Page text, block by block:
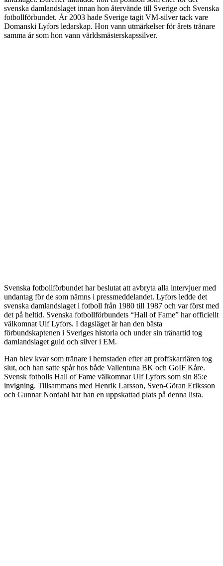
svenska damlandslaget innan hon återvände till Sverige och Svenska
fotbollförbundet. År 2003 hade Sverige tagit VM-silver tack vare
Domanski Lyfors ledarskap. Hon vann utmärkelser för årets tränare
samma år som hon vann världsmästerskapssilver.
Svenska fotbollförbundet har beslutat att avbryta alla intervjuer med
undantag för de som nämns i pressmeddelandet. Lyfors ledde det
svenska damlandslaget i fotboll från 1980 till 1987 och var först med
det på heltid. Svenska fotbollförbundets “Hall of Fame” har officiellt
välkomnat Ulf Lyfors. I dagsläget är han den bästa
förbundskaptenen i Sveriges historia och under sin tränartid tog
damlandslaget guld och silver i EM.
Han blev kvar som tränare i hemstaden efter att proffskarriären tog
slut, och han satte spår hos både Vallentuna BK och GoIF Kåre.
Svensk fotbolls Hall of Fame välkomnar Ulf Lyfors som sin 85:e
invigning. Tillsammans med Henrik Larsson, Sven-Göran Eriksson
och Gunnar Nordahl har han en uppskattad plats på denna lista.